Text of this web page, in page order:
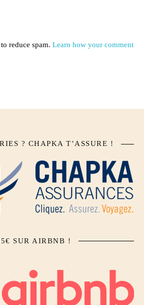
reduce spam. Learn how your comment
? CHAPKA T’ASSURE !
SUR AIRBNB !